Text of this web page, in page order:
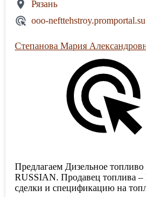
Рязань
ooo-nefttehstroy.promportal.su
Степанова Мария
Предлагаем Дизельное
RUSSIAN. Продавец топлива
сделки и спецификацию на